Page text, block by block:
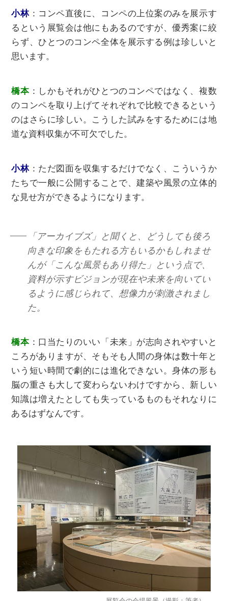
⼩林： コンペ直後に、コンペの上位案のみを展⽰す
るという展覧会は他にもあるのですが、優秀案に絞
らず、ひとつのコンペ全体を展⽰する例は珍しいと
思います。
橋本：しかもそれがひとつのコンペではなく、複数
のコンペを取り上げてそれぞれで⽐較できるという
のはさらに珍しい。こうした試みをするためには地
道な資料収集が不可欠でした。
⼩林： ただ図⾯を収集するだけでなく、こういうか
たちで一般に公開することで、建築や風景の⽴体的
な⾒せ⽅ができるようになります。
「アーカイブズ」と聞くと、どうしても後ろ
向きな印象をもたれる方もいるかもしれませ
んが「こんな風景もあり得た」という点で、
資料が示すビジョンが現在や未来を向いてい
るように感じられて、想像力が刺激されまし
た。
橋本：口当たりのいい「未来」が志向されやすいと
ころがありますが、そもそも人間の身体は数十年と
いう短い時間で劇的には進化できない。身体の形も
脳の重さも大して変わらないわけですから、新しい
知識は増えたとしても失っているものもそれなりに
あるはずなんです。